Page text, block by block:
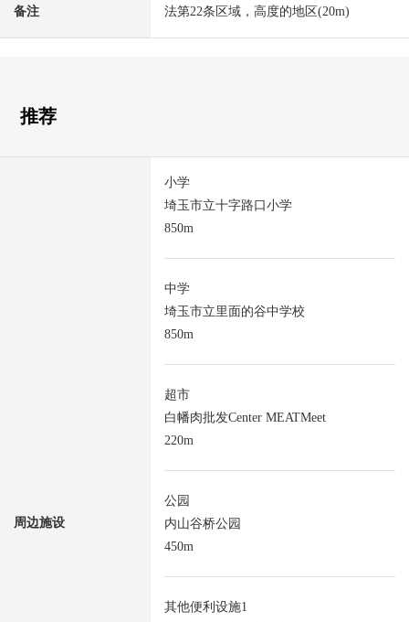
备注 法第22条区域，高度的地区(20m)
推荐
周边施设
小学
埼玉市立十字路口小学
850m
中学
埼玉市立里面的谷中学校
850m
超市
白幡肉批发Center MEATMeet
220m
公园
内山谷桥公园
450m
其他便利设施1